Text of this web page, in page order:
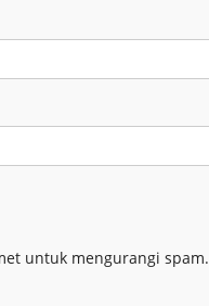
untuk mengurangi spam.